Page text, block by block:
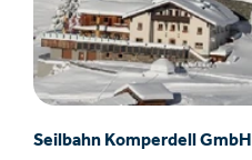
Seilbahn Komperdell GmbH